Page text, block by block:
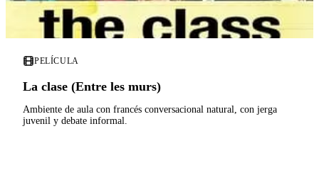
PELÍCULA
La clase (Entre les murs)
Ambiente de aula con francés conversacional natural, con jerga
juvenil y debate informal.